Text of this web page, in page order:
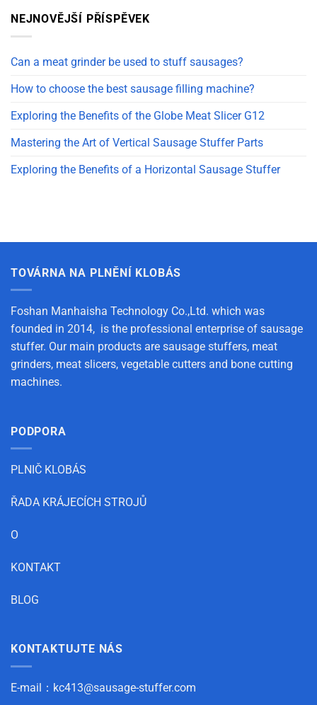
NEJNOVĚJŠÍ PŘÍSPĚVEK
Can a meat grinder be used to stuff sausages?
How to choose the best sausage filling machine?
Exploring the Benefits of the Globe Meat Slicer G12
Mastering the Art of Vertical Sausage Stuffer Parts
Exploring the Benefits of a Horizontal Sausage Stuffer
TOVÁRNA NA PLNĚNÍ KLOBÁS
Foshan Manhaisha Technology Co.,Ltd. which was
founded in 2014, is the professional enterprise of sausage
stuffer. Our main products are sausage stuffers, meat
grinders, meat slicers, vegetable cutters and bone cutting
machines.
PODPORA
PLNIČ KLOBÁS
ŘADA KRÁJECÍCH STROJŮ
O
KONTAKT
BLOG
KONTAKTUJTE NÁS
E-mail： kc413@sausage-stuffer.com